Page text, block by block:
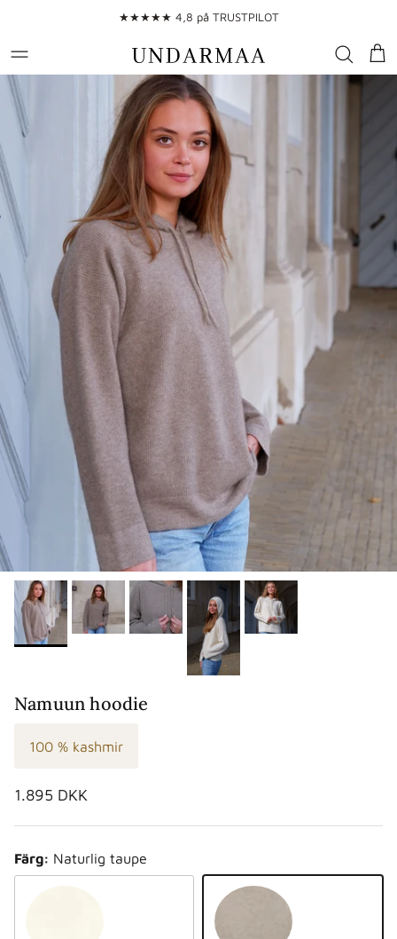
★★★★★ 4,8 på TRUSTPILOT
Gå till produktinformation
Namuun hoodie
100 % kashmir
Normalpris
1.895 DKK
Färg: Naturlig taupe
Naturlig taupe